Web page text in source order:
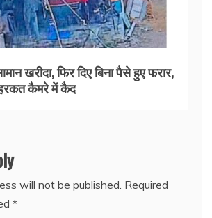
खरीदा, फिर दिए बिना पैसे हुए फरार,
कैमरे में कैद
will not be published. Required
*